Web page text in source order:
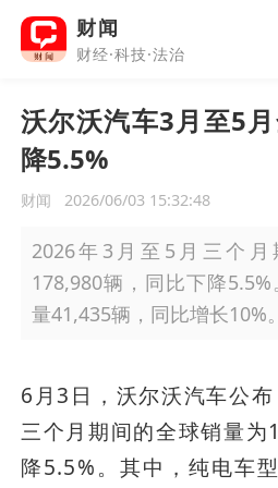
财闻
财经·科技·法治
沃尔沃汽车3月至5
降5.5%
财闻 2026/06/03 15:32:48
2026年3月至5月三个
178,980辆，同比下降
量41,435辆，同比增长10%。
6月3日，沃尔沃汽车公
三个月期间的全球销量
降5.5%。其中，纯电车